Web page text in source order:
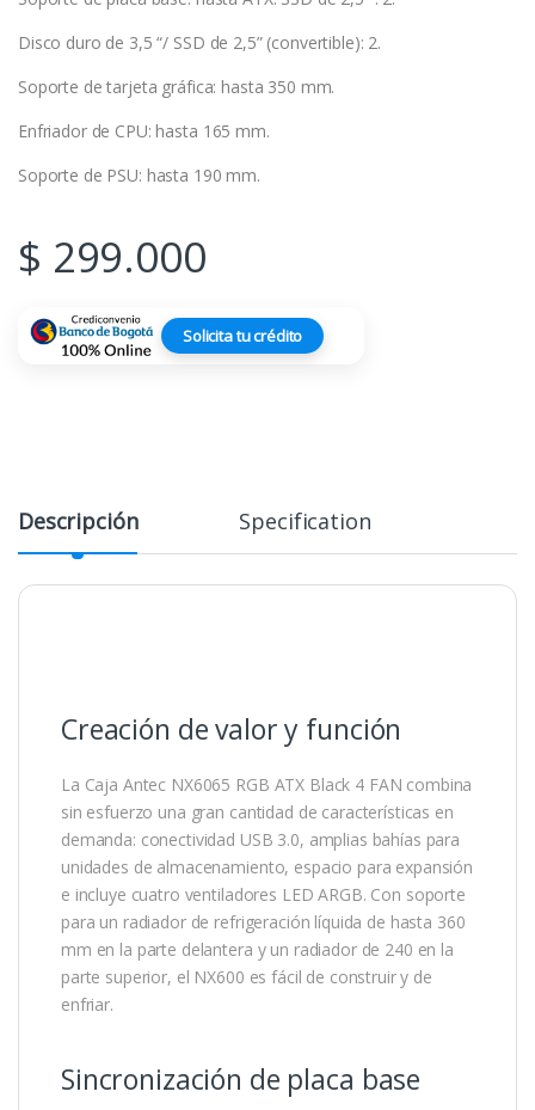
Disco duro de 3,5 “/ SSD de 2,5” (convertible): 2.
Soporte de tarjeta gráfica: hasta 350 mm.
Enfriador de CPU: hasta 165 mm.
Soporte de PSU: hasta 190 mm.
$ 299.000
Solicita tu crédito
Descripción Specification
Creación de valor y función
La Caja Antec NX6065 RGB ATX Black 4 FAN combina
sin esfuerzo una gran cantidad de características en
demanda: conectividad USB 3.0, amplias bahías para
unidades de almacenamiento, espacio para expansión
e incluye cuatro ventiladores LED ARGB. Con soporte
para un radiador de refrigeración líquida de hasta 360
mm en la parte delantera y un radiador de 240 en la
parte superior, el NX600 es fácil de construir y de
enfriar.
Sincronización de placa base